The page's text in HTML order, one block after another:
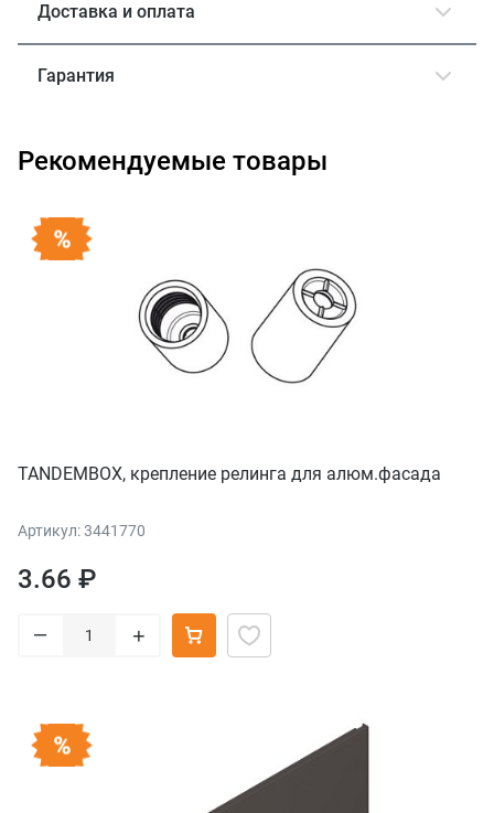
Доставка и оплата
Гарантия
Рекомендуемые товары
TANDEMBOX, крепление релинга для алюм.фасада
Артикул: 3441770
3.66 ₽
– +